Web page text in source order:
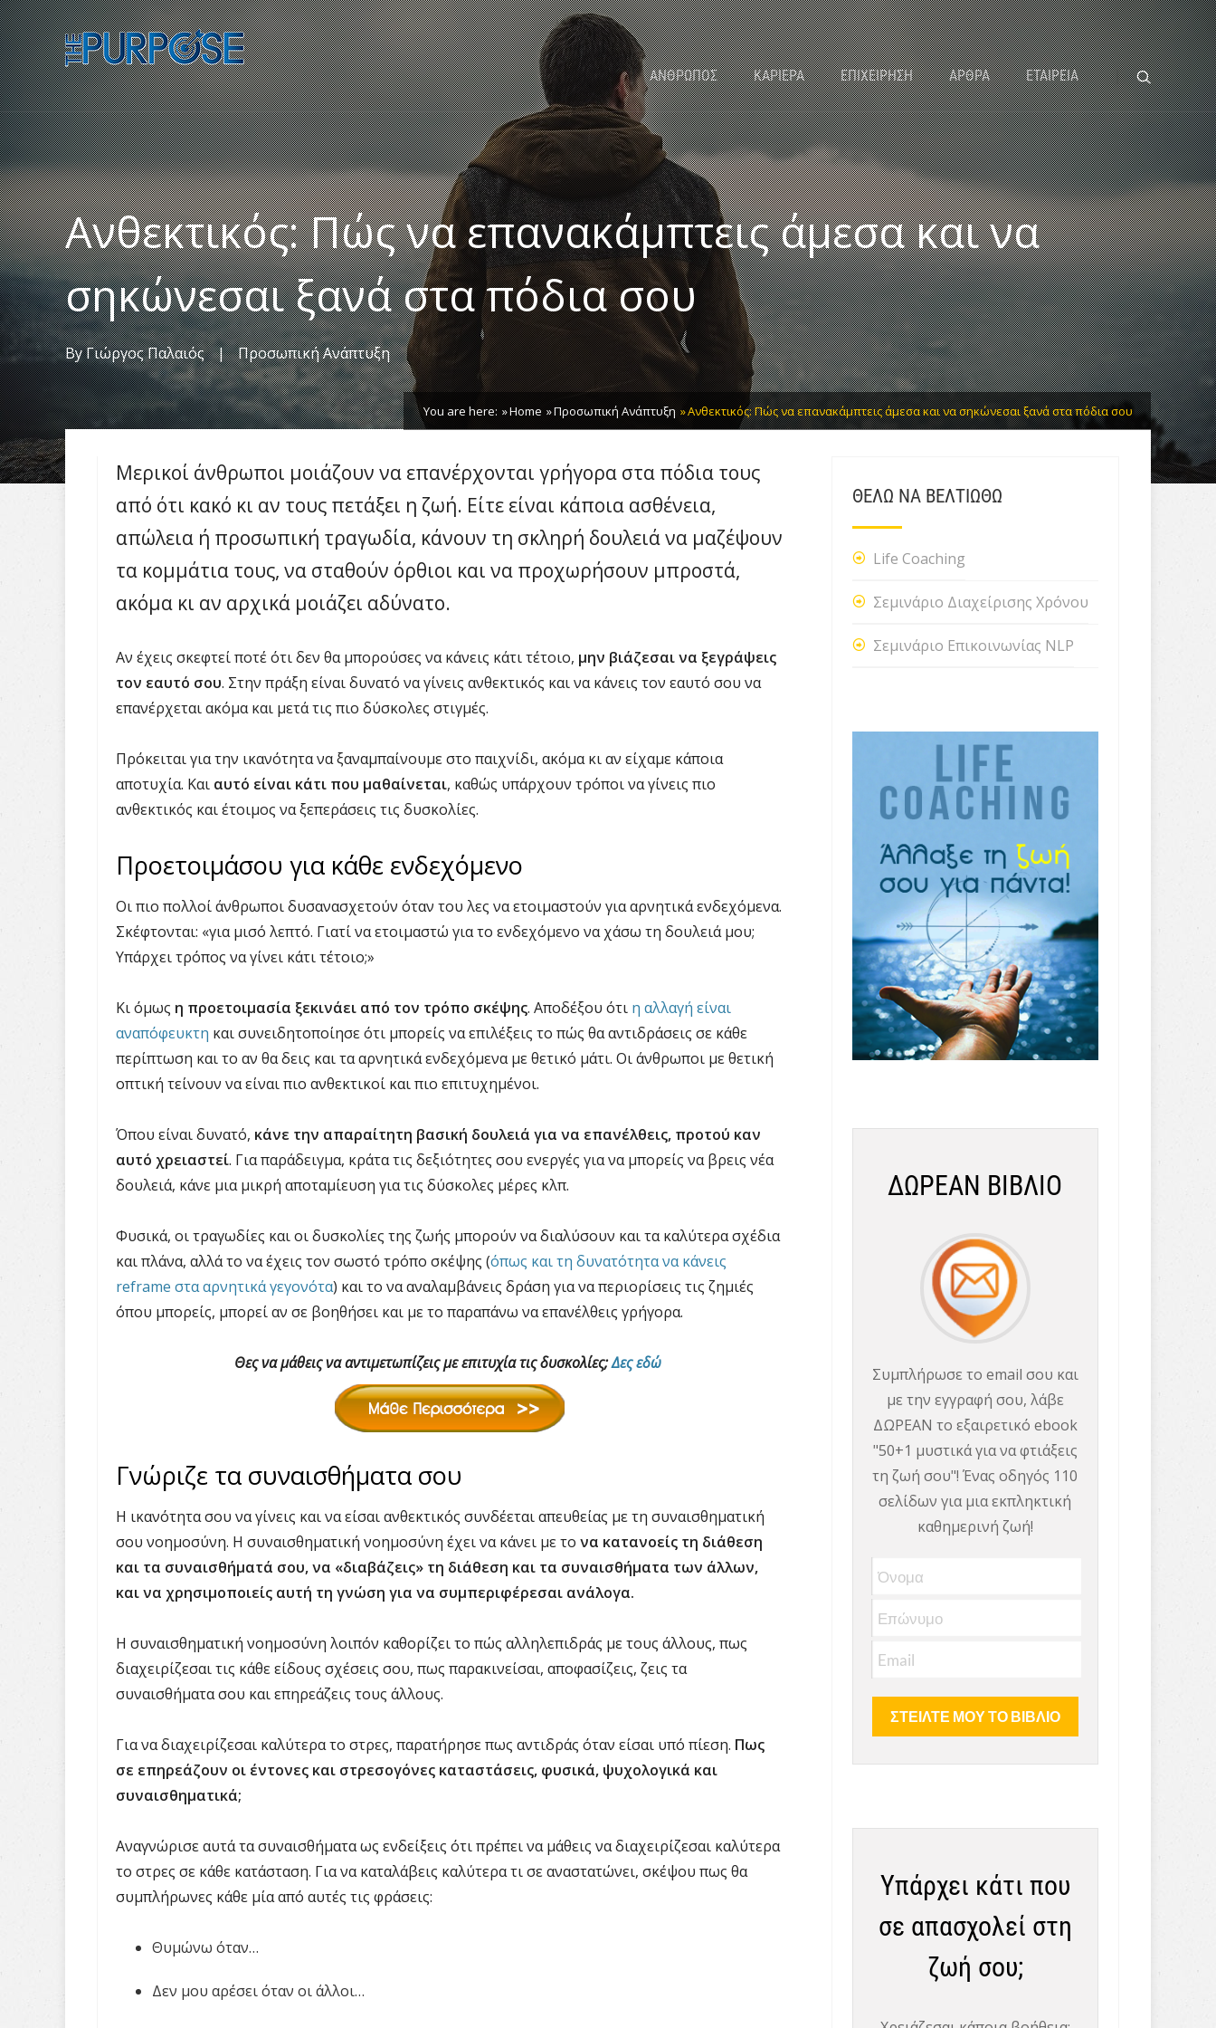
ΑΝΘΡΩΠΟΣ ΚΑΡΙΕΡΑ ΕΠΙΧΕΙΡΗΣΗ ΑΡΘΡΑ ΕΤΑΙΡΕΙΑ
Ανθεκτικός: Πώς να επανακάμπτεις άμεσα και να
σηκώνεσαι ξανά στα πόδια σου
ByΓιώργος Παλαιός | Προσωπική Ανάπτυξη
You are here: Home Προσωπική Ανάπτυξη Ανθεκτικός: Πώς να επανακάμπτεις άμεσα και να σηκώνεσαι ξανά στα πόδια σου
Μερικοί άνθρωποι μοιάζουν να επανέρχονται γρήγορα στα πόδια τους
από ότι κακό κι αν τους πετάξει η ζωή. Είτε είναι κάποια ασθένεια,
απώλεια ή προσωπική τραγωδία, κάνουν τη σκληρή δουλειά να μαζέψουν
τα κομμάτια τους, να σταθούν όρθιοι και να προχωρήσουν μπροστά,
ακόμα κι αν αρχικά μοιάζει αδύνατο.
Αν έχεις σκεφτεί ποτέ ότι δεν θα μπορούσες να κάνεις κάτι τέτοιο, μην βιάζεσαι να ξεγράψεις
τον εαυτό σου. Στην πράξη είναι δυνατό να γίνεις ανθεκτικός και να κάνεις τον εαυτό σου να
επανέρχεται ακόμα και μετά τις πιο δύσκολες στιγμές.
Πρόκειται για την ικανότητα να ξαναμπαίνουμε στο παιχνίδι, ακόμα κι αν είχαμε κάποια
αποτυχία. Και αυτό είναι κάτι που μαθαίνεται, καθώς υπάρχουν τρόποι να γίνεις πιο
ανθεκτικός και έτοιμος να ξεπεράσεις τις δυσκολίες.
Προετοιμάσου για κάθε ενδεχόμενο
Οι πιο πολλοί άνθρωποι δυσανασχετούν όταν του λες να ετοιμαστούν για αρνητικά ενδεχόμενα.
Σκέφτονται: «για μισό λεπτό. Γιατί να ετοιμαστώ για το ενδεχόμενο να χάσω τη δουλειά μου;
Υπάρχει τρόπος να γίνει κάτι τέτοιο;»
Κι όμως η προετοιμασία ξεκινάει από τον τρόπο σκέψης. Αποδέξου ότι η αλλαγή είναι
αναπόφευκτη και συνειδητοποίησε ότι μπορείς να επιλέξεις το πώς θα αντιδράσεις σε κάθε
περίπτωση και το αν θα δεις και τα αρνητικά ενδεχόμενα με θετικό μάτι. Οι άνθρωποι με θετική
οπτική τείνουν να είναι πιο ανθεκτικοί και πιο επιτυχημένοι.
Όπου είναι δυνατό, κάνε την απαραίτητη βασική δουλειά για να επανέλθεις, προτού καν
αυτό χρειαστεί. Για παράδειγμα, κράτα τις δεξιότητες σου ενεργές για να μπορείς να βρεις νέα
δουλειά, κάνε μια μικρή αποταμίευση για τις δύσκολες μέρες κλπ.
Φυσικά, οι τραγωδίες και οι δυσκολίες της ζωής μπορούν να διαλύσουν και τα καλύτερα σχέδια
και πλάνα, αλλά το να έχεις τον σωστό τρόπο σκέψης (όπως και τη δυνατότητα να κάνεις
reframe στα αρνητικά γεγονότα) και το να αναλαμβάνεις δράση για να περιορίσεις τις ζημιές
όπου μπορείς, μπορεί αν σε βοηθήσει και με το παραπάνω να επανέλθεις γρήγορα.
Θες να μάθεις να αντιμετωπίζεις με επιτυχία τις δυσκολίες;Δες εδώ
Γνώριζε τα συναισθήματα σου
Η ικανότητα σου να γίνεις και να είσαι ανθεκτικός συνδέεται απευθείας με τη συναισθηματική
σου νοημοσύνη. Η συναισθηματική νοημοσύνη έχει να κάνει με το να κατανοείς τη διάθεση
και τα συναισθήματά σου, να «διαβάζεις» τη διάθεση και τα συναισθήματα των άλλων,
και να χρησιμοποιείς αυτή τη γνώση για να συμπεριφέρεσαι ανάλογα.
Η συναισθηματική νοημοσύνη λοιπόν καθορίζει το πώς αλληλεπιδράς με τους άλλους, πως
διαχειρίζεσαι τις κάθε είδους σχέσεις σου, πως παρακινείσαι, αποφασίζεις, ζεις τα
συναισθήματα σου και επηρεάζεις τους άλλους.
Για να διαχειρίζεσαι καλύτερα το στρες, παρατήρησε πως αντιδράς όταν είσαι υπό πίεση. Πως
σε επηρεάζουν οι έντονες και στρεσογόνες καταστάσεις, φυσικά, ψυχολογικά και
συναισθηματικά;
Αναγνώρισε αυτά τα συναισθήματα ως ενδείξεις ότι πρέπει να μάθεις να διαχειρίζεσαι καλύτερα
το στρες σε κάθε κατάσταση. Για να καταλάβεις καλύτερα τι σε αναστατώνει, σκέψου πως θα
συμπλήρωνες κάθε μία από αυτές τις φράσεις:
Θυμώνω όταν…
Δεν μου αρέσει όταν οι άλλοι…
ΘΕΛΩ ΝΑ ΒΕΛΤΙΩΘΩ
Life Coaching
Σεμινάριο Διαχείρισης Χρόνου
Σεμινάριο Επικοινωνίας NLP
ΔΩΡΕΑΝ ΒΙΒΛΙΟ
Συμπλήρωσε το email σου και
με την εγγραφή σου, λάβε
ΔΩΡΕΑΝ το εξαιρετικό ebook
"50+1 μυστικά για να φτιάξεις
τη ζωή σου"! Ένας οδηγός 110
σελίδων για μια εκπληκτική
καθημερινή ζωή!
Υπάρχει κάτι που
σε απασχολεί στη
ζωή σου;